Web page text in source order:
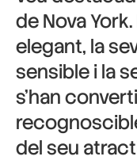
de Nova
elegant, la
sensible i la
s’han
del seu